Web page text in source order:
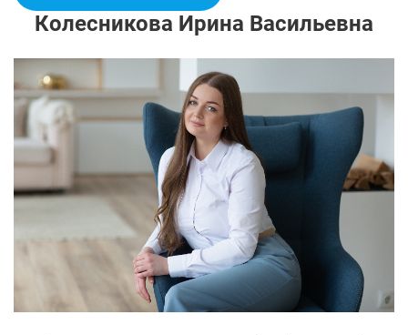
Колесникова Ирина Васильевна